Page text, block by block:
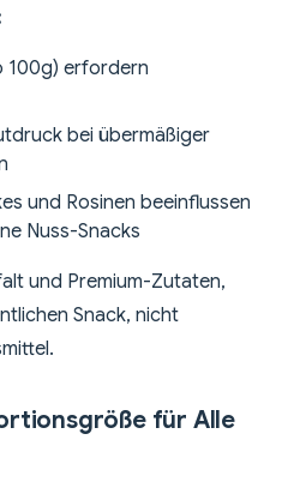
100g) erfordern
bei übermäßiger
und Rosinen beeinflussen
Nuss-Snacks
und Premium-Zutaten,
Snack, nicht
für Alle